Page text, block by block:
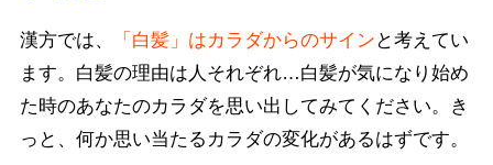
漢方では、 「白髪」はカラダからのサイン と考えてい
ます。白髪の理由は人それぞれ…白髪が気になり始め
た時のあなたのカラダを思い出してみてください。き
っと、何か思い当たるカラダの変化があるはずです。